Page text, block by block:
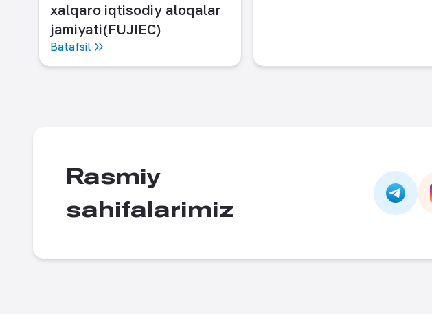
xalqaro iqtisodiy aloqalar
jamiyati(FUJIEC)
Batafsil
Rasmiy
sahifalarimiz
Link -